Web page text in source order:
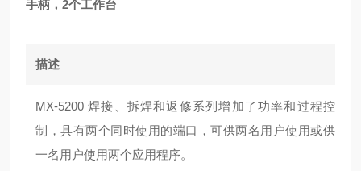
手柄，2个工作台
描述
MX-5200 焊接、拆焊和返修系列增加了功率和过程控
制，具有两个同时使用的端口，可供两名用户使用或供
一名用户使用两个应用程序。